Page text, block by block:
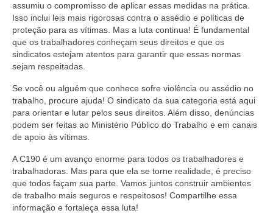
assumiu o compromisso de aplicar essas medidas na prática.
Isso inclui leis mais rigorosas contra o assédio e políticas de
proteção para as vítimas. Mas a luta continua! É fundamental
que os trabalhadores conheçam seus direitos e que os
sindicatos estejam atentos para garantir que essas normas
sejam respeitadas.
Se você ou alguém que conhece sofre violência ou assédio no
trabalho, procure ajuda! O sindicato da sua categoria está aqui
para orientar e lutar pelos seus direitos. Além disso, denúncias
podem ser feitas ao Ministério Público do Trabalho e em canais
de apoio às vítimas.
A C190 é um avanço enorme para todos os trabalhadores e
trabalhadoras. Mas para que ela se torne realidade, é preciso
que todos façam sua parte. Vamos juntos construir ambientes
de trabalho mais seguros e respeitosos! Compartilhe essa
informação e fortaleça essa luta!